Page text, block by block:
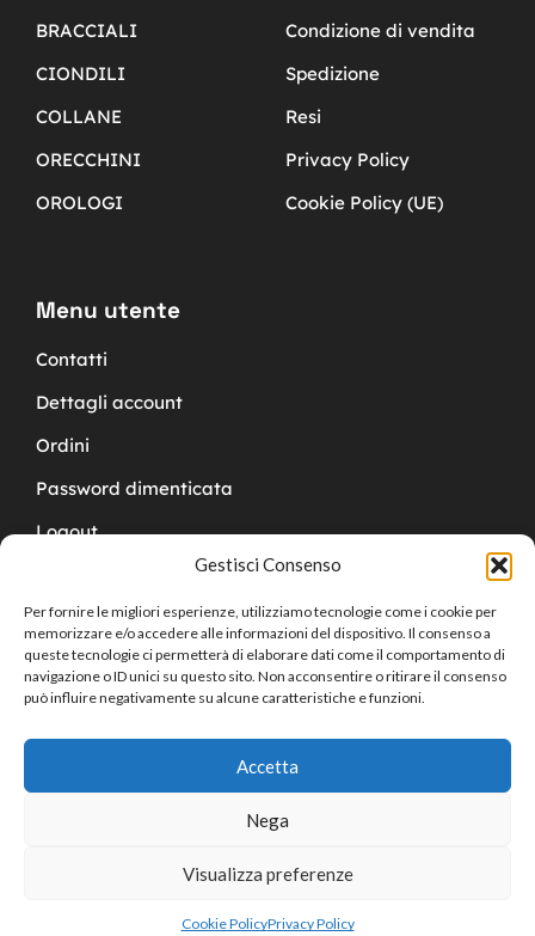
Gestisci Consenso
Per fornire le migliori esperienze, utilizziamo tecnologie come i cookie per
memorizzare e/o accedere alle informazioni del dispositivo. Il consenso a
queste tecnologie ci permetterà di elaborare dati come il comportamento di
navigazione o ID unici su questo sito. Non acconsentire o ritirare il consenso
può influire negativamente su alcune caratteristiche e funzioni.
Accetta
Nega
Visualizza preferenze
Cookie PolicyPrivacy Policy
Shop
0
Cart
BRACCIALI
CIONDILI
COLLANE
ORECCHINI
OROLOGI
Condizione di vendita
Spedizione
Resi
Privacy Policy
Cookie Policy (UE)
Menu utente
Contatti
Dettagli account
Ordini
Password dimenticata
Logout
Copyright © 2024 Cucchy Gioielleria